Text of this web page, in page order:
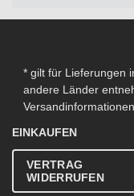
* gilt für Lieferungen
andere Länder
Versandinformationen
EINKAUFEN
VERTRAG
WIDERRUFEN